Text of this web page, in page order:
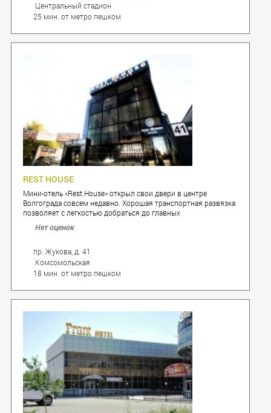
Центральный стадион
25 мин. от метро пешком
REST HOUSE
Мини-отель «Rest House» открыл свои двери в центре
Волгограда совсем недавно. Хорошая транспортная развязка
позволяет с легкостью добраться до главных
Нет оценок
пр. Жукова, д. 41
Комсомольская
18 мин. от метро пешком